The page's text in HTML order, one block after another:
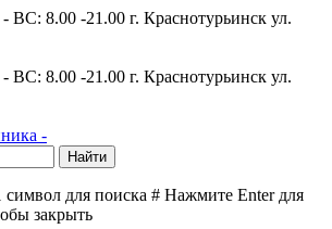
ВС: 8.00 -21.00 г. Краснотурьинск ул.
ВС: 8.00 -21.00 г. Краснотурьинск ул.
для поиска # Нажмите Enter для
закрыть